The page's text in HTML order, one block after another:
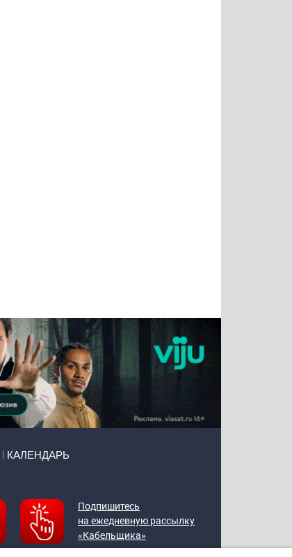
КАЛЕНДАРЬ
Подпишитесь
на ежедневную рассылку
«Кабельщика»